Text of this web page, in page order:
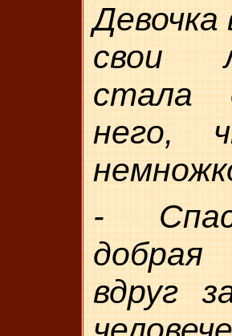
Девочка
свои
стала
него,
-
вдруг